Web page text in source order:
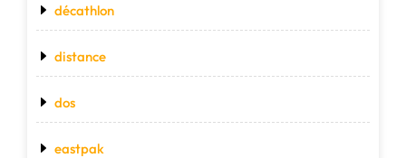
décathlon
distance
dos
eastpak